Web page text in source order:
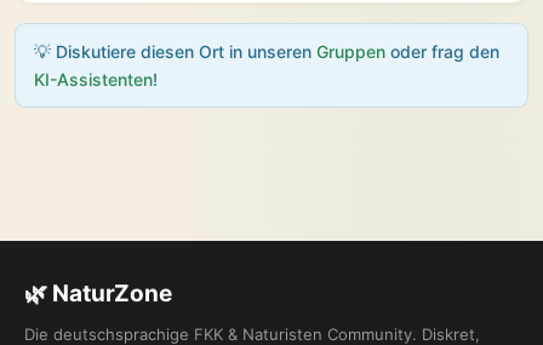
💡 Diskutiere diesen Ort in unseren Gruppen oder frag den
KI-Assistenten!
🌿 NaturZone
Die deutschsprachige FKK & Naturisten Community. Diskret,